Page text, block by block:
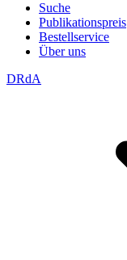
Suche
Publikationspreis
Bestellservice
Über uns
DRdA